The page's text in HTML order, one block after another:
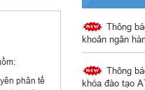
phân tế
Thông
khóa đào tạo
Thông
khoản ngân